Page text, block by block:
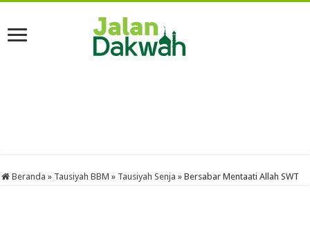
Beranda » Tausiyah BBM » Tausiyah Senja » Bersabar Mentaati Allah SWT